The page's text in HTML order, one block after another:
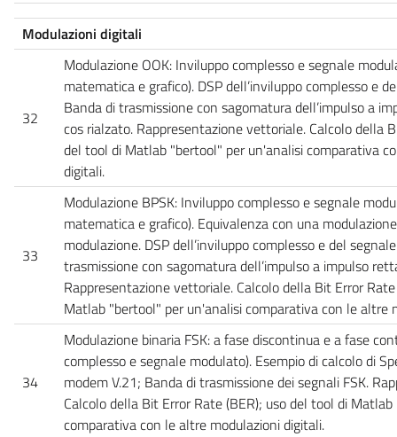
Modulazioni digitali
32
Modulazione OOK: Inviluppo complesso e segnale
matematica e grafico). DSP dell’inviluppo complesso e
Banda di trasmissione con sagomatura dell’impulso a
cos rialzato. Rappresentazione vettoriale. Calcolo della
del tool di Matlab "bertool" per un'analisi comparativa
digitali.
33
Modulazione BPSK: Inviluppo complesso e segnale
matematica e grafico). Equivalenza con una
modulazione. DSP dell’inviluppo complesso e del
trasmissione con sagomatura dell’impulso a impulso
Rappresentazione vettoriale. Calcolo della Bit Error
Matlab "bertool" per un'analisi comparativa con le altre
34
Modulazione binaria FSK: a fase discontinua e a fase
complesso e segnale modulato). Esempio di calcolo di
modem V.21; Banda di trasmissione dei segnali FSK.
Calcolo della Bit Error Rate (BER); uso del tool di
comparativa con le altre modulazioni digitali.